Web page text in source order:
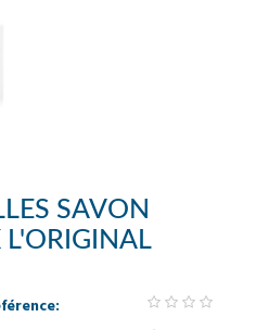
SAVON
L'ORIGINAL